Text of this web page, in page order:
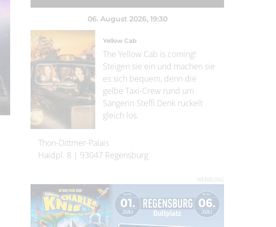
06. August 2026, 19:30
Yellow Cab
The Yellow Cab is coming!
Steigen sie ein und machen sie
es sich bequem, denn die
gelbe Taxi-Crew rund um
Sängerin Steffi Denk ruckelt
gleich los.
Thon-Dittmer-Palais
Haidpl. 8 | 93047 Regensburg
WERBUNG